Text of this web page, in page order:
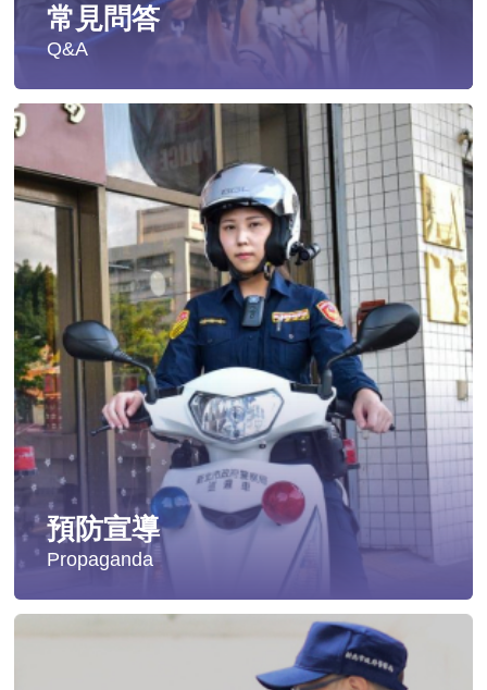
常見問答
Q&A
遭受性侵害時，可向哪些單位求助？
發生性侵害案件後，我可以請社工陪同嗎?
發生性侵害案件後，我需要去驗傷嗎?
遇到性騷擾案件之處理？
當你遭受到家庭暴力時該如何處理？
如何執行家庭暴力加害人訪查、訪查對象及期間為何?
預防宣導
Propaganda